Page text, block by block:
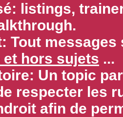
listings,
Tout
et hors sujets ...
Un topic
respecter les
afin de